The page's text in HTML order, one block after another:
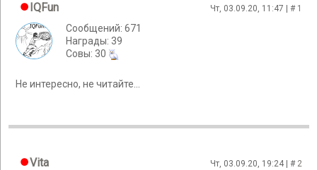
IQFun Чт, 03.09.20, 11:47 | # 1
Сообщений: 671
Награды: 39
Cовы: 30
Не интересно, не читайте...
Vita Чт, 03.09.20, 19:24 | # 2